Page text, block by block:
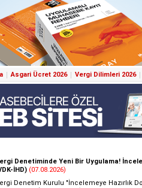
Asgari Ücret 2026 Vergi Dilimleri 2026